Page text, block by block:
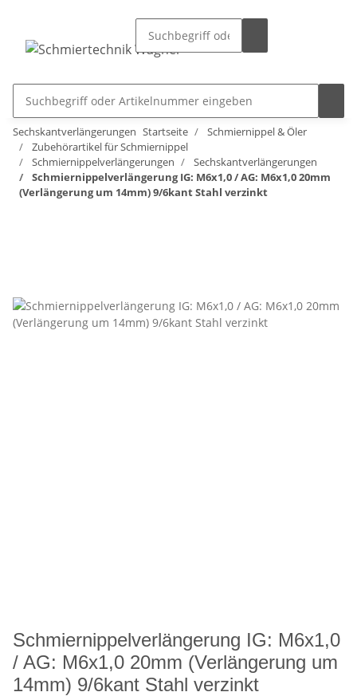
Sechskantverlängerungen Startseite
Schmiernippel & Öler
Zubehörartikel für Schmiernippel
Schmiernippelverlängerungen
Sechskantverlängerungen
Schmiernippelverlängerung IG: M6x1,0 / AG: M6x1,0 20mm
(Verlängerung um 14mm) 9/6kant Stahl verzinkt
Schmiernippelverlängerung IG: M6x1,0
/ AG: M6x1,0 20mm (Verlängerung um
14mm) 9/6kant Stahl verzinkt